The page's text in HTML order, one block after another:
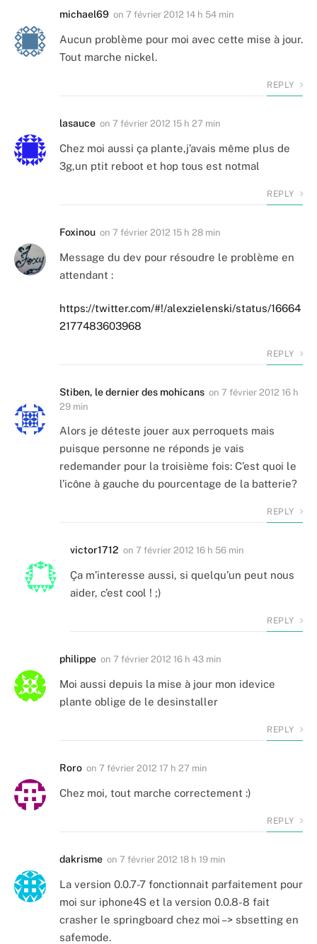
michael69 on 7 février 2012 14 h 54 min
Aucun problème pour moi avec cette mise à jour.
Tout marche nickel.
REPLY
lasauce on 7 février 2012 15 h 27 min
Chez moi aussi ça plante,j’avais même plus de
3g,un ptit reboot et hop tous est notmal
REPLY
Foxinou on 7 février 2012 15 h 28 min
Message du dev pour résoudre le problème en
attendant :
https://twitter.com/#!/alexzielenski/status/16664
2177483603968
REPLY
Stiben, le dernier des mohicans on 7 février 2012 16 h
29 min
Alors je déteste jouer aux perroquets mais
puisque personne ne réponds je vais
redemander pour la troisième fois: C’est quoi le
l’icône à gauche du pourcentage de la batterie?
REPLY
victor1712 on 7 février 2012 16 h 56 min
Ça m’interesse aussi, si quelqu’un peut nous
aider, c’est cool ! ;)
REPLY
philippe on 7 février 2012 16 h 43 min
Moi aussi depuis la mise à jour mon idevice
plante oblige de le desinstaller
REPLY
Roro on 7 février 2012 17 h 27 min
Chez moi, tout marche correctement :)
REPLY
dakrisme on 7 février 2012 18 h 19 min
La version 0.0.7-7 fonctionnait parfaitement pour
moi sur iphone4S et la version 0.0.8-8 fait
crasher le springboard chez moi –> sbsetting en
safemode.